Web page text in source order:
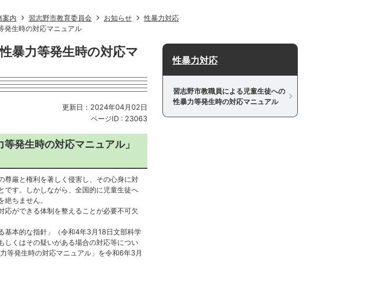
案内 習志野市教育委員会 お知らせ
性暴力対応
発生時の対応マニュアル
暴力等発生時の対応マ
更新日：2024年04月02日
ページID : 23063
発生時の対応マニュアル」
尊厳と権利を著しく侵害し、その心身に対
です。しかしながら、全国的に児童生徒へ
ちません。
応ができる体制を整えることが必要不可欠
基本的な指針」（令和4年3月18日文部科学
しくはその疑いがある場合の対応等につい
等発生時の対応マニュアル」を令和6年3月
性暴力対応
習志野市教職員による児童生徒への
性暴力等発生時の対応マニュアル